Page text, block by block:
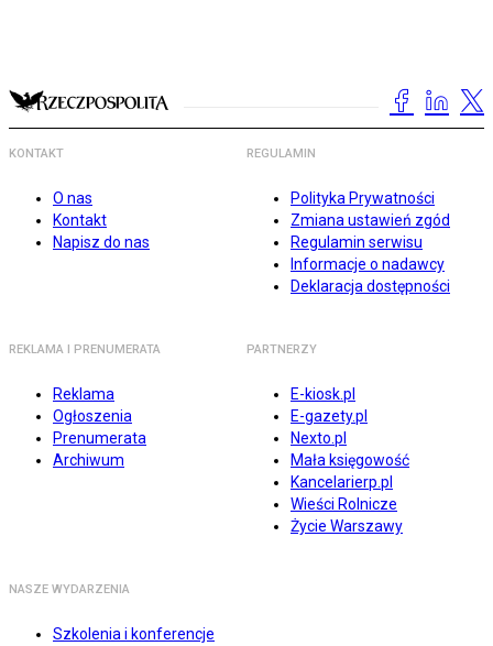
KONTAKT
O nas
Kontakt
Napisz do nas
REGULAMIN
Polityka Prywatności
Zmiana ustawień zgód
Regulamin serwisu
Informacje o nadawcy
Deklaracja dostępności
REKLAMA I PRENUMERATA
Reklama
Ogłoszenia
Prenumerata
Archiwum
PARTNERZY
E-kiosk.pl
E-gazety.pl
Nexto.pl
Mała księgowość
Kancelarierp.pl
Wieści Rolnicze
Życie Warszawy
NASZE WYDARZENIA
Szkolenia i konferencje